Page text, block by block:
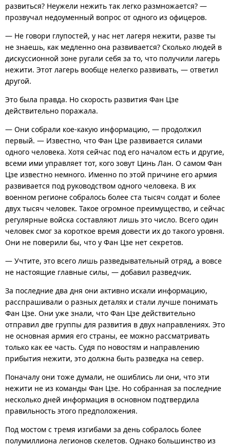
развиться? Неужели нежить так легко размножается? —
прозвучал недоуменный вопрос от одного из офицеров.
— Не говори глупостей, у нас нет лагеря нежити, разве ты
не знаешь, как медленно она развивается? Сколько людей в
дискуссионной зоне ругали себя за то, что получили лагерь
нежити. Этот лагерь вообще нелегко развивать, — ответил
другой.
Это была правда. Но скорость развития Фан Цзе
действительно поражала.
— Они собрали кое-какую информацию, — продолжил
первый. — Известно, что Фан Цзе развивается силами
одного человека. Хотя сейчас под его началом есть и другие,
всеми ими управляет тот, кого зовут Цинь Лан. О самом Фан
Цзе известно немного. Именно по этой причине его армия
развивается под руководством одного человека. В их
военном регионе собралось более ста тысяч солдат и более
двух тысяч человек. Такое огромное преимущество, и сейчас
регулярные войска составляют лишь это число. Всего один
человек смог за короткое время довести их до такого уровня.
Они не поверили бы, что у Фан Цзе нет секретов.
— Учтите, это всего лишь разведывательный отряд, а вовсе
не настоящие главные силы, — добавил разведчик.
За последние два дня они активно искали информацию,
расспрашивали о разных деталях и стали лучше понимать
Фан Цзе. Они уже знали, что Фан Цзе действительно
отправил две группы для развития в двух направлениях. Это
не основная армия его страны, ее можно рассматривать
только как ее часть. Судя по новостям и направлению
прибытия нежити, это должна быть разведка на север.
Поначалу они тоже думали, не ошиблись ли они, что эти
нежити не из команды Фан Цзе. Но собранная за последние
несколько дней информация в основном подтвердила
правильность этого предположения.
Под мостом с тремя изгибами за день собралось более
полумиллиона легионов скелетов. Однако большинство из